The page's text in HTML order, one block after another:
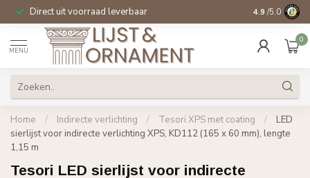
Direct uit voorraad leverbaar 14 dagen
4.9 /5.0
MENU
0
Home / Indirecte verlichting / Tesori XPS met coating /
LED
sierlijst voor indirecte verlichting XPS, KD112 (165 x 60 mm), lengte
1,15 m
Tesori LED sierlijst voor indirecte